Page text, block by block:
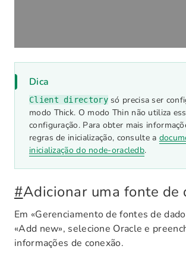
Dica
Client directorysó precisa ser
modo Thick. O modo Thin não utiliza
configuração. Para obter mais
regras de inicialização, consulte a
inicialização do node-oracledb.
#Adicionar uma fonte de
Em «Gerenciamento de fontes de
«Add new», selecione Oracle e
informações de conexão.